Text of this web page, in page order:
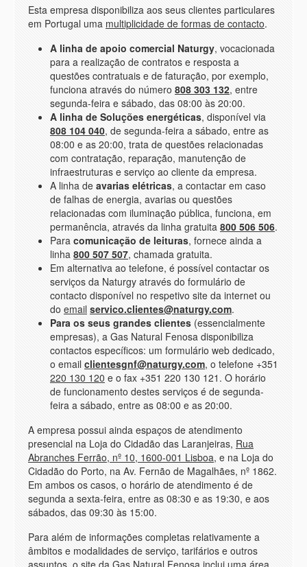
Esta empresa disponibiliza aos seus clientes particulares
em Portugal uma multiplicidade de formas de contacto.
A linha de apoio comercial Naturgy, vocacionada
para a realização de contratos e resposta a
questões contratuais e de faturação, por exemplo,
funciona através do número 808 303 132, entre
segunda-feira e sábado, das 08:00 às 20:00.
A linha de Soluções energéticas, disponível via
808 104 040, de segunda-feira a sábado, entre as
08:00 e as 20:00, trata de questões relacionadas
com contratação, reparação, manutenção de
infraestruturas e serviço ao cliente da empresa.
A linha de avarias elétricas, a contactar em caso
de falhas de energia, avarias ou questões
relacionadas com iluminação pública, funciona, em
permanência, através da linha gratuita 800 506 506.
Para comunicação de leituras, fornece ainda a
linha 800 507 507, chamada gratuita.
Em alternativa ao telefone, é possível contactar os
serviços da Naturgy através do formulário de
contacto disponível no respetivo site da internet ou
do email servico.clientes@naturgy.com.
Para os seus grandes clientes (essencialmente
empresas), a Gas Natural Fenosa disponibiliza
contactos específicos: um formulário web dedicado,
o email clientesgnf@naturgy.com, o telefone +351
220 130 120 e o fax +351 220 130 121. O horário
de funcionamento destes serviços é de segunda-
feira a sábado, entre as 08:00 e as 20:00.
A empresa possui ainda espaços de atendimento
presencial na Loja do Cidadão das Laranjeiras, Rua
Abranches Ferrão, nº 10, 1600-001 Lisboa, e na Loja do
Cidadão do Porto, na Av. Fernão de Magalhães, nº 1862.
Em ambos os casos, o horário de atendimento é de
segunda a sexta-feira, entre as 08:30 e as 19:30, e aos
sábados, das 09:30 às 15:00.
Para além de informações completas relativamente a
âmbitos e modalidades de serviço, tarifários e outros
assuntos, o site da Gas Natural Fenosa inclui uma área